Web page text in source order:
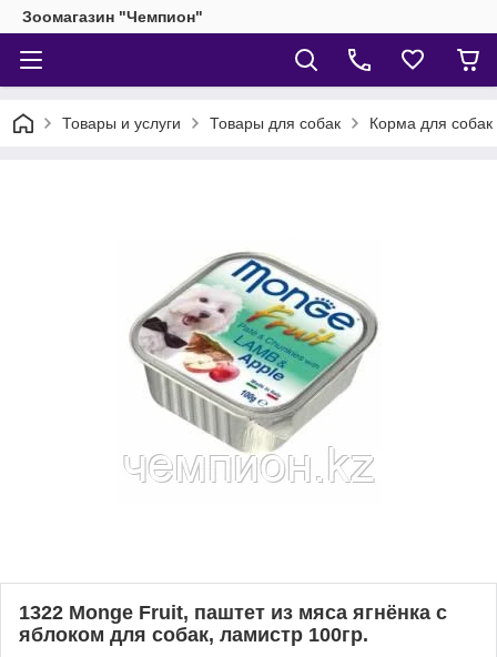
Зоомагазин "Чемпион"
Товары и услуги Товары для собак Корма для собак
1322 Monge Fruit, паштет из мяса ягнёнка с
яблоком для собак, ламистр 100гр.